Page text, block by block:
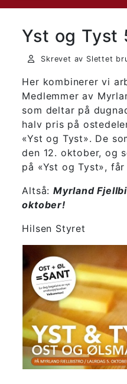
Yst og Tyst
Skrevet av Slettet
Her kombinerer vi
Medlemmer av
som deltar på
halv pris på
«Yst og Tyst». De
den 12. oktober, og
på «Yst og Tyst»,
Altså:Myrland
oktober!
Hilsen Styret